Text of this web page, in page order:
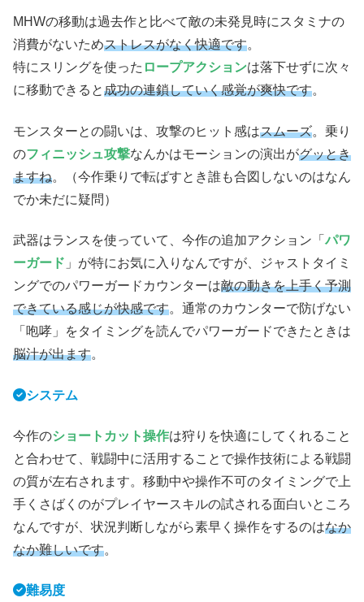
MHWの移動は過去作と比べて敵の未発見時にスタミナの
消費がないためストレスがなく快適です。
特にスリングを使った ロープアクションは落下せずに次々
に移動できると成功の連鎖していく感覚が爽快です。
モンスターとの闘いは、攻撃のヒット感はスムーズ。乗り
のフィニッシュ攻撃なんかはモーションの演出がグッとき
ますね。（今作乗りで転ばすとき誰も合図しないのはなん
でか未だに疑問）
武器はランスを使っていて、今作の追加アクション「 パワ
ーガード 」が特にお気に入りなんですが、ジャストタイミ
ングでのパワーガードカウンターは敵の動きを上手く予測
できている感じが快感です。通常のカウンターで防げない
「咆哮」をタイミングを読んでパワーガードできたときは
脳汁が出ます。
システム
今作のショートカット操作は狩りを快適にしてくれること
と合わせて、戦闘中に活用することで操作技術による戦闘
の質が左右されます。移動中や操作不可のタイミングで上
手くさばくのがプレイヤースキルの試される面白いところ
なんですが、状況判断しながら素早く操作をするのはなか
なか難しいです。
難易度